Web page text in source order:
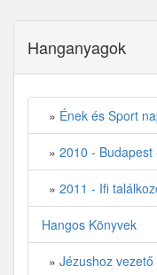
Hanganyagok
» Ének és Sport
» 2010 - Budapest
» 2011 - Ifi
Hangos Könyvek
» Jézushoz vezető